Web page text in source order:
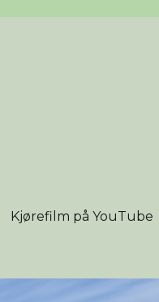
Kjørefilm på YouTube